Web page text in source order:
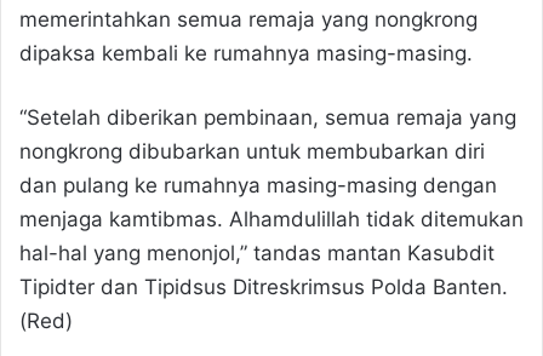
memerintahkan semua remaja yang nongkrong
dipaksa kembali ke rumahnya masing-masing.
“Setelah diberikan pembinaan, semua remaja yang
nongkrong dibubarkan untuk membubarkan diri
dan pulang ke rumahnya masing-masing dengan
menjaga kamtibmas. Alhamdulillah tidak ditemukan
hal-hal yang menonjol,” tandas mantan Kasubdit
Tipidter dan Tipidsus Ditreskrimsus Polda Banten.
(Red)